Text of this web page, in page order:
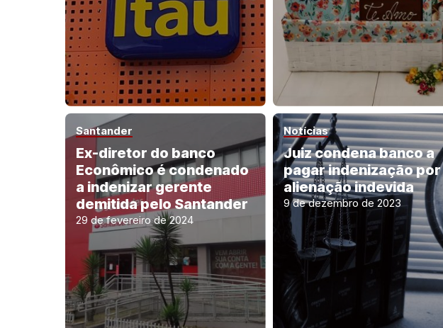
Santander
Ex-diretor do banco
Econômico é condenado
a indenizar gerente
demitida pelo Santander
29 de fevereiro de 2024
Notícias
Juiz condena banco a
pagar indenização por
alienação indevida
9 de dezembro de 2023